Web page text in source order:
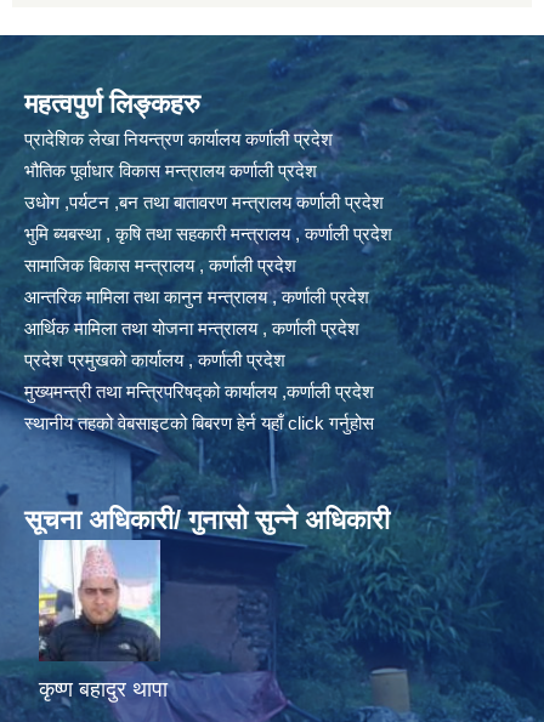
महत्वपुर्ण लिङ्कहरु
प्रादेशिक लेखा नियन्त्रण कार्यालय कर्णाली प्रदेश
भौतिक पूर्वाधार विकास मन्त्रालय कर्णाली प्रदेश
उधोग ,पर्यटन ,बन तथा बातावरण मन्त्रालय कर्णाली प्रदेश
भुमि ब्यबस्था , कृषि तथा सहकारी मन्त्रालय , कर्णाली प्रदेश
सामाजिक बिकास मन्त्रालय , कर्णाली प्रदेश
आन्तरिक मामिला तथा कानुन मन्त्रालय , कर्णाली प्रदेश
आर्थिक मामिला तथा योजना मन्त्रालय , कर्णाली प्रदेश
प्रदेश प्रमुखको कार्यालय , कर्णाली प्रदेश
मुख्यमन्त्री तथा मन्त्रिपरिषद्को कार्यालय ,कर्णाली प्रदेश
स्थानीय तहको वेबसाइटको बिबरण हेर्न यहाँ click गर्नुहोस
सूचना अधिकारी/ गुनासो सुन्ने अधिकारी
कृष्ण बहादुर थापा